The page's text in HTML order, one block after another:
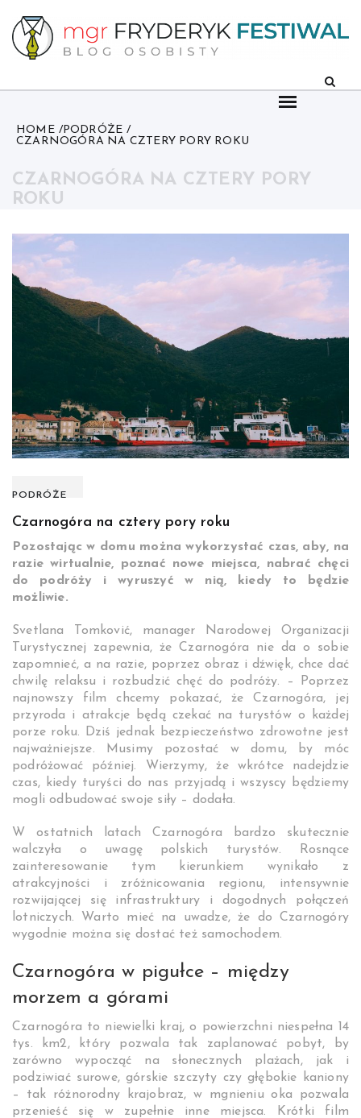
content
HOME
PODRÓŻE
CZARNOGÓRA NA CZTERY PORY ROKU
CZARNOGÓRA NA CZTERY PORY
ROKU
PODRÓŻE
Czarnogóra na cztery pory roku
Pozostając w domu można wykorzystać czas, aby, na
razie wirtualnie, poznać nowe miejsca, nabrać chęci
do podróży i wyruszyć w nią, kiedy to będzie
możliwie.
Svetlana Tomković, manager Narodowej Organizacji
Turystycznej zapewnia, że Czarnogóra nie da o sobie
zapomnieć, a na razie, poprzez obraz i dźwięk, chce dać
chwilę relaksu i rozbudzić chęć do podróży. – Poprzez
najnowszy film chcemy pokazać, że Czarnogóra, jej
przyroda i atrakcje będą czekać na turystów o każdej
porze roku. Dziś jednak bezpieczeństwo zdrowotne jest
najważniejsze. Musimy pozostać w domu, by móc
podróżować później. Wierzymy, że wkrótce nadejdzie
czas, kiedy turyści do nas przyjadą i wszyscy będziemy
mogli odbudować swoje siły – dodała.
W ostatnich latach Czarnogóra bardzo skutecznie
walczyła o uwagę polskich turystów. Rosnące
zainteresowanie tym kierunkiem wynikało z
atrakcyjności i zróżnicowania regionu, intensywnie
rozwijającej się infrastruktury i dogodnych połączeń
lotniczych. Warto mieć na uwadze, że do Czarnogóry
wygodnie można się dostać też samochodem.
Czarnogóra w pigułce – między
morzem a górami
Czarnogóra to niewielki kraj, o powierzchni niespełna 14
tys. km2, który pozwala tak zaplanować pobyt, by
zarówno wypocząć na słonecznych plażach, jak i
podziwiać surowe, górskie szczyty czy głębokie kaniony
– tak różnorodny krajobraz, w mgnieniu oka pozwala
przenieść się w zupełnie inne miejsca. Krótki film